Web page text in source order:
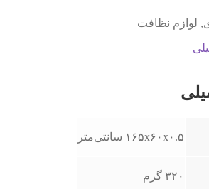
, لوازم نظافت
۱۶۵x۶۰x۰.۵ سانتی‌متر
۳۲۰ گرم